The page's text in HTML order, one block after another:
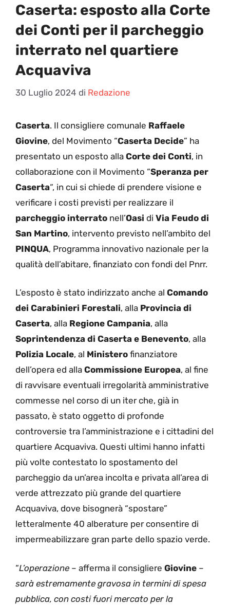
Caserta: esposto alla Corte
dei Conti per il parcheggio
interrato nel quartiere
Acquaviva
30 Luglio 2024 di Redazione
Caserta. Il consigliere comunale Raffaele
Giovine, del Movimento “Caserta Decide” ha
presentato un esposto alla Corte dei Conti, in
collaborazione con il Movimento “Speranza per
Caserta“, in cui si chiede di prendere visione e
verificare i costi previsti per realizzare il
parcheggio interrato nell’Oasi di Via Feudo di
San Martino, intervento previsto nell’ambito del
PINQUA, Programma innovativo nazionale per la
qualità dell’abitare, finanziato con fondi del Pnrr.
L’esposto è stato indirizzato anche al Comando
dei Carabinieri Forestali, alla Provincia di
Caserta, alla Regione Campania, alla
Soprintendenza di Caserta e Benevento, alla
Polizia Locale, al Ministero finanziatore
dell’opera ed alla Commissione Europea, al fine
di ravvisare eventuali irregolarità amministrative
commesse nel corso di un iter che, già in
passato, è stato oggetto di profonde
controversie tra l’amministrazione e i cittadini del
quartiere Acquaviva. Questi ultimi hanno infatti
più volte contestato lo spostamento del
parcheggio da un’area incolta e privata all’area di
verde attrezzato più grande del quartiere
Acquaviva, dove bisognerà “spostare”
letteralmente 40 alberature per consentire di
impermeabilizzare gran parte dello spazio verde.
“L’operazione – afferma il consigliere Giovine –
sarà estremamente gravosa in termini di spesa
pubblica, con costi fuori mercato per la